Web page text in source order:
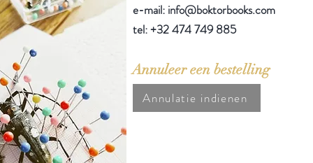
e-mail: info@boktorbooks.com
tel: +32 474 749 885
Annuleer een bestelling
Annulatie indienen